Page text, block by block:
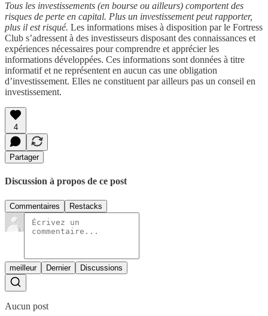
Tous les investissements (en bourse ou ailleurs) comportent des
risques de perte en capital. Plus un investissement peut rapporter,
plus il est risqué. Les informations mises à disposition par le Fortress
Club s’adressent à des investisseurs disposant des connaissances et
expériences nécessaires pour comprendre et apprécier les
informations développées. Ces informations sont données à titre
informatif et ne représentent en aucun cas une obligation
d’investissement. Elles ne constituent par ailleurs pas un conseil en
investissement.
4
Partager
Discussion à propos de ce post
Commentaires Restacks
meilleur Dernier Discussions
Aucun post